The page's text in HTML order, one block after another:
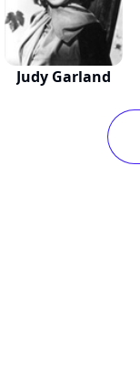
Judy Garland